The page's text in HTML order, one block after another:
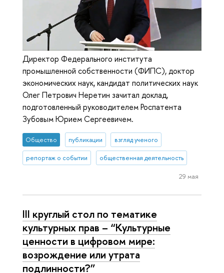
Директор Федерального института
промышленной собственности (ФИПС), доктор
экономических наук, кандидат политических наук
Олег Петрович Неретин зачитал доклад,
подготовленный руководителем Роспатента
Зубовым Юрием Сергеевичем.
Общество публикации взгляд ученого
репортаж о событии общественная деятельность
29 мая
III круглый стол по тематике
культурных прав – “Культурные
ценности в цифровом мире:
возрождение или утрата
подлинности?”